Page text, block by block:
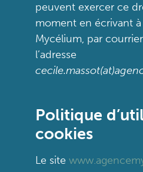
peuvent exercer ce
moment en écrivant à
Mycélium, par
l’adresse
Politique
cookies
Le site